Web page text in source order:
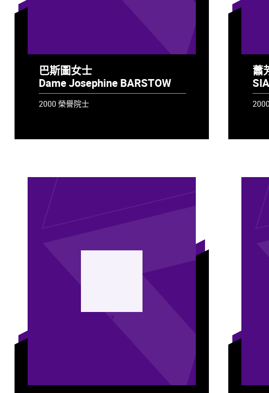
巴斯圖女士
Dame Josephine BARSTOW
2000 榮譽院士
蕭